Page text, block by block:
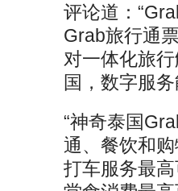
评论道：
Grab旅行通
对一体化旅
国，数字服
“神奇泰国
通、餐饮和
打车服务最